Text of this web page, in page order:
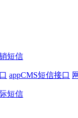
短信
appCMS短信接口
短信